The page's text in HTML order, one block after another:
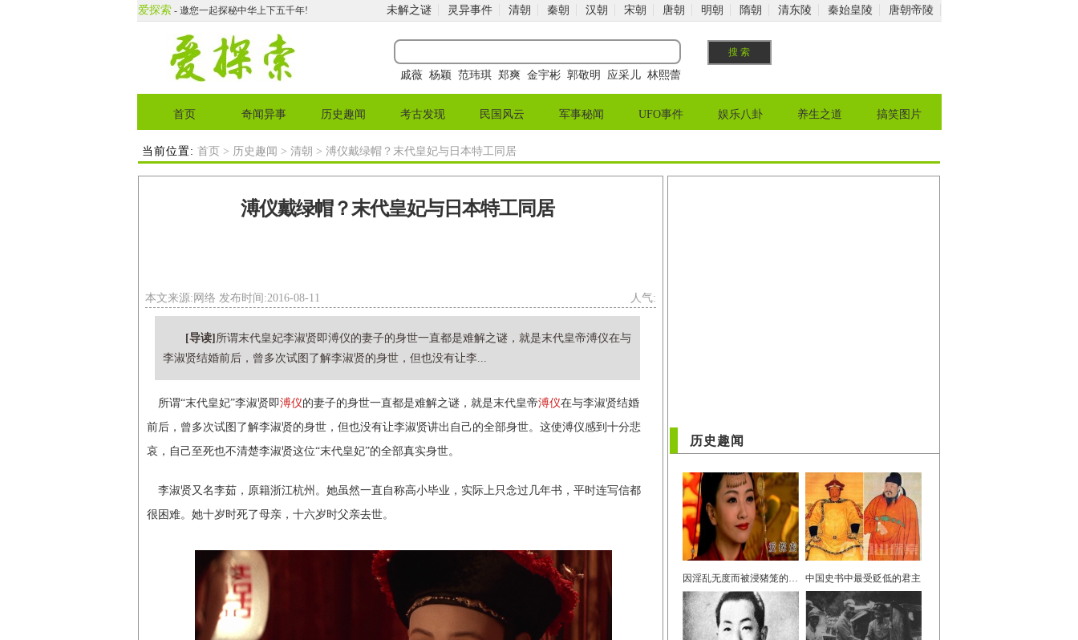
爱探索- 邀您一起探秘中华上下五千年! 未解之谜 灵异事件 清朝 秦朝 汉朝 宋朝 唐朝 明朝 隋朝 清东陵 秦始皇陵 唐朝帝陵
戚薇 杨颖 范玮琪 郑爽 金宇彬 郭敬明 应采儿 林熙蕾
首页 奇闻异事 历史趣闻 考古发现 民国风云 军事秘闻 UFO事件 娱乐八卦 养生之道 搞笑图片
当前位置: 首页 > 历史趣闻 > 清朝 > 溥仪戴绿帽？末代皇妃与日本特工同居
溥仪戴绿帽？末代皇妃与日本特工同居
本文来源:网络 发布时间:2016-08-11 人气:
[导读] 所谓末代皇妃李淑贤即溥仪的妻子的身世一直都是难解之谜，就是末代皇帝溥仪在与
李淑贤结婚前后，曾多次试图了解李淑贤的身世，但也没有让李...
所谓“末代皇妃”李淑贤即溥仪的妻子的身世一直都是难解之谜，就是末代皇帝溥仪在与李淑贤结婚
前后，曾多次试图了解李淑贤的身世，但也没有让李淑贤讲出自己的全部身世。这使溥仪感到十分悲
哀，自己至死也不清楚李淑贤这位“末代皇妃”的全部真实身世。
李淑贤又名李茹，原籍浙江杭州。她虽然一直自称高小毕业，实际上只念过几年书，平时连写信都
很困难。她十岁时死了母亲，十六岁时父亲去世。
历史趣闻
因淫乱无度而被浸猪笼的皇太后 中国史书中最受贬低的君主